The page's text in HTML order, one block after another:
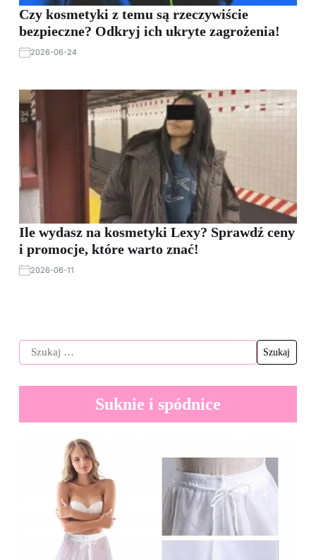
Czy kosmetyki z temu są rzeczywiście
bezpieczne? Odkryj ich ukryte zagrożenia!
2026-06-24
Ile wydasz na kosmetyki Lexy? Sprawdź ceny
i promocje, które warto znać!
2026-06-11
Suknie i spódnice